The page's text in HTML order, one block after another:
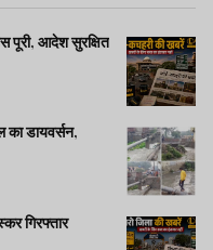
पूरी, आदेश सुरक्षित
का डायवर्सन,
गिरफ्तार